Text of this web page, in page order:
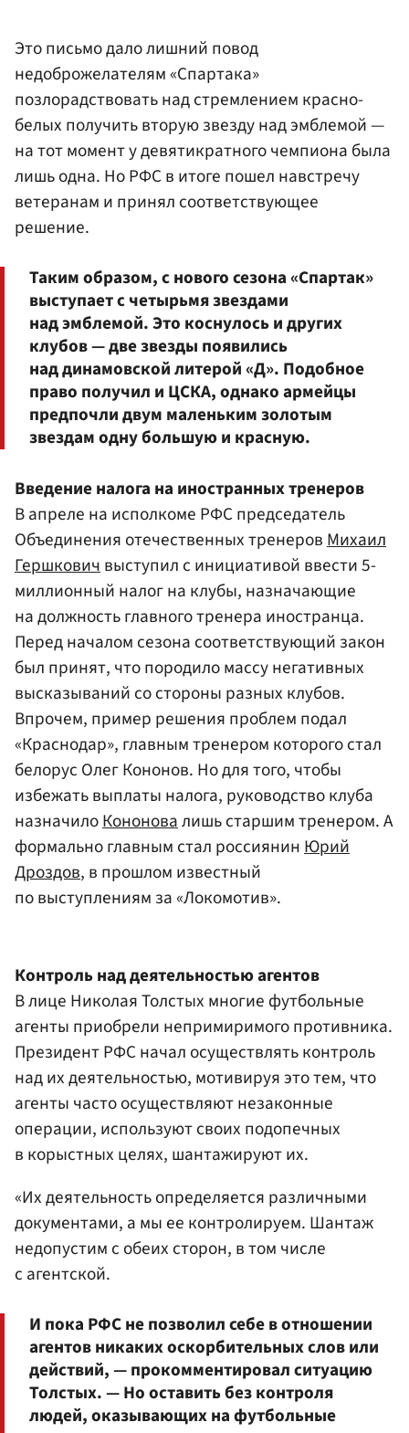
Это письмо дало лишний повод
недоброжелателям «Спартака»
позлорадствовать над стремлением красно-
белых получить вторую звезду над эмблемой —
на тот момент у девятикратного чемпиона была
лишь одна. Но РФС в итоге пошел навстречу
ветеранам и принял соответствующее
решение.
Таким образом, с нового сезона «Спартак»
выступает с четырьмя звездами
над эмблемой. Это коснулось и других
клубов — две звезды появились
над динамовской литерой «Д». Подобное
право получил и ЦСКА, однако армейцы
предпочли двум маленьким золотым
звездам одну большую и красную.
Введение налога на иностранных тренеров
В апреле на исполкоме РФС председатель
Объединения отечественных тренеровМихаил
Гершковичвыступил с инициативой ввести 5-
миллионный налог на клубы, назначающие
на должность главного тренера иностранца.
Перед началом сезона соответствующий закон
был принят, что породило массу негативных
высказываний со стороны разных клубов.
Впрочем, пример решения проблем подал
«Краснодар», главным тренером которого стал
белорус Олег Кононов. Но для того, чтобы
избежать выплаты налога, руководство клуба
назначилоКононовалишь старшим тренером. А
формально главным стал россиянинЮрий
Дроздов, в прошлом известный
по выступлениям за «Локомотив».
Контроль над деятельностью агентов
В лице Николая Толстых многие футбольные
агенты приобрели непримиримого противника.
Президент РФС начал осуществлять контроль
над их деятельностью, мотивируя это тем, что
агенты часто осуществляют незаконные
операции, используют своих подопечных
в корыстных целях, шантажируют их.
«Их деятельность определяется различными
документами, а мы ее контролируем. Шантаж
недопустим с обеих сторон, в том числе
с агентской.
И пока РФС не позволил себе в отношении
агентов никаких оскорбительных слов или
действий, — прокомментировал ситуацию
Толстых. — Но оставить без контроля
людей, оказывающих на футбольные